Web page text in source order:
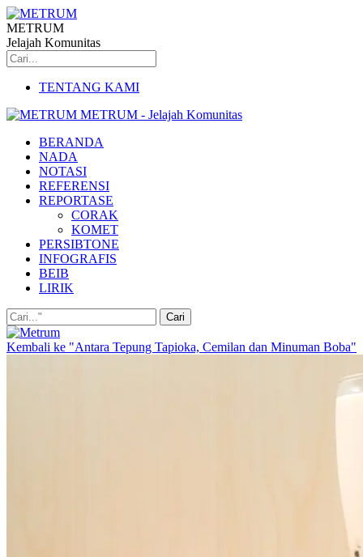
METRUM
Jelajah Komunitas
TENTANG KAMI
METRUM - Jelajah Komunitas
BERANDA
NADA
NOTASI
REFERENSI
REPORTASE
CORAK
KOMET
PERSIBTONE
INFOGRAFIS
BEIB
LIRIK
Kembali ke "Antara Tepung Tapioka, Cemilan dan Minuman Boba"